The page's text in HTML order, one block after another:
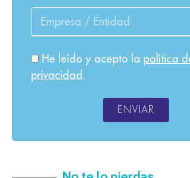
He leído y acepto la política
privacidad .
ENVIAR